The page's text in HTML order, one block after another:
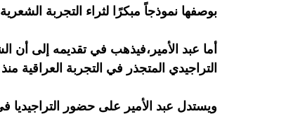
بوصفها نموذجاً مبكرًا لثراء التجربة
أما عبد الأمير،فيذهب في تقديمه إلى أن
التراجيدي المتجذر في التجربة العراقية
ويستدل عبد الأمير على حضور